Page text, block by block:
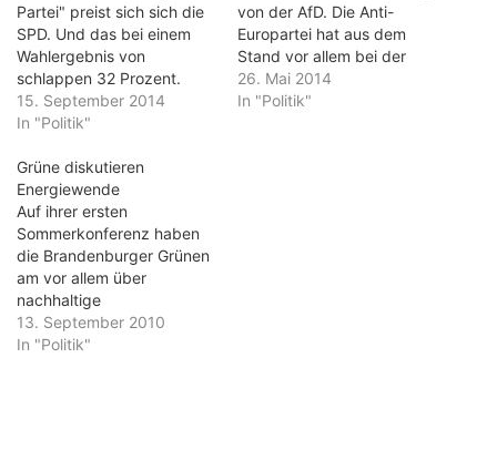
Partei" preist sich sich die
SPD. Und das bei einem
Wahlergebnis von
schlappen 32 Prozent.
Wenn man bedenkt, dass
nicht einmal die Hälfte der
Sonntag zur Wahl ging,
dann steht folgendes
Ergebnis für die
Sozialdemokraten im
Raum: Lediglich 15 Prozent
der Brandenburger haben
die SPD gewählt.…
15. September 2014
In "Politik"
von der AfD. Die Anti-
Europartei hat aus dem
Stand vor allem bei der
Europawahl tatsächlich ein
erstaunliches Ergebnis
26. Mai 2014
In "Politik"
Grüne diskutieren
Energiewende
Auf ihrer ersten
Sommerkonferenz haben
die Brandenburger Grünen
am vor allem über
nachhaltige
Wirtschaftspolitik
diskutiert. Bundeschef
13. September 2010
In "Politik"